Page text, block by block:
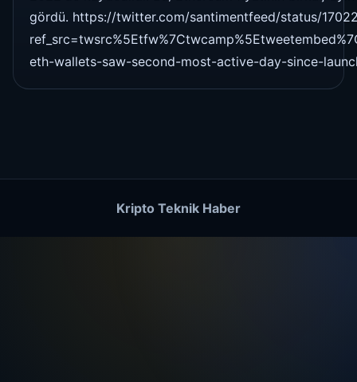
gördü. https://twitter.com/santimentfeed/status/
eth-wallets-saw-second-most-active-day-since-
Kripto Teknik Haber